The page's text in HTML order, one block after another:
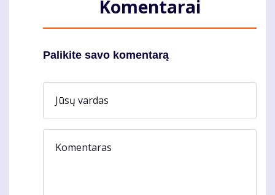
Komentarai
Palikite savo komentarą
Jūsų vardas
Komentaras